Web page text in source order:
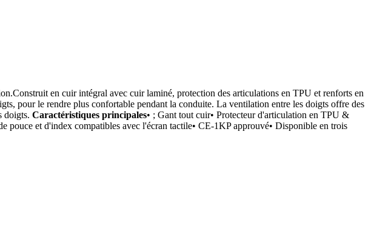
en cuir intégral avec cuir laminé, protection des articulations en TPU et renforts en
pour le rendre plus confortable pendant la conduite. La ventilation entre les doigts offre des
doigts. Caractéristiques principales• ; Gant tout cuir• Protecteur d'articulation en TPU &
pouce et d'index compatibles avec l'écran tactile• CE-1KP approuvé• Disponible en trois